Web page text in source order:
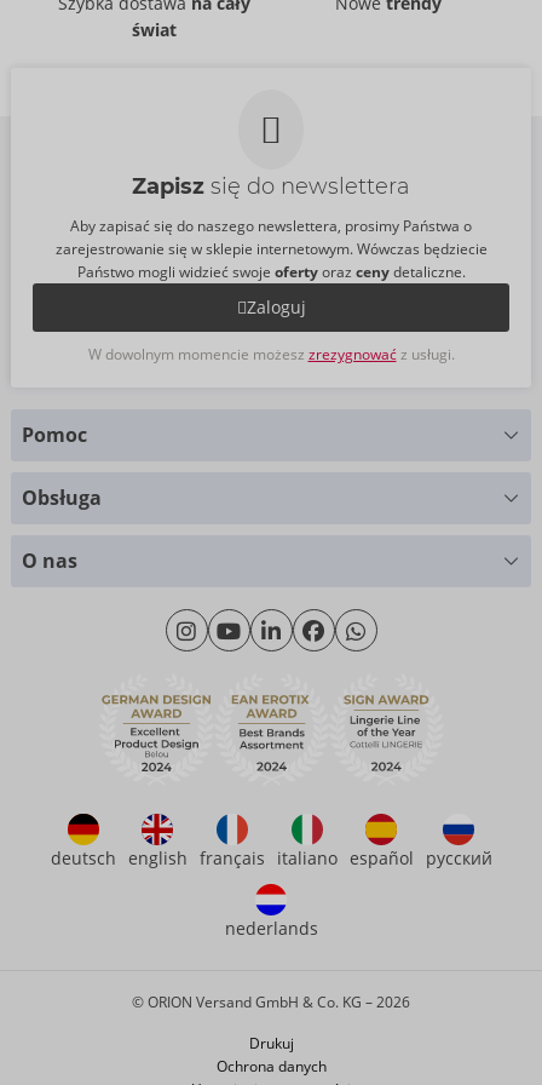
54078770000
Cena sugerowana:
świat
Zapisz się do newslettera
Aby zapisać się do naszego newslettera, prosimy Państwa o
zarejestrowanie się w sklepie internetowym. Wówczas będziecie
Państwo mogli widzieć swoje ofertyoraz cenydetaliczne.
Zaloguj
W dowolnym momencie możesz zrezygnowaćz usługi.
Pomoc
Poniedziałek - Czwartek: 09.00 - 16.00
Piątek: 09.00 - 15.00
Kontakt
Często zadawane pytania (FAQ)
Obsługa
O nas
O nas
Zrównoważony rozwój
eroFame
deutsch english français italiano español русский
nederlands
Drukuj
Ochrona danych
© ORION Versand GmbH & Co. KG – 2026